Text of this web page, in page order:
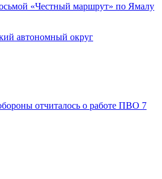
«Честный маршрут» по Ямалу
автономный округ
отчиталось о работе ПВО 7